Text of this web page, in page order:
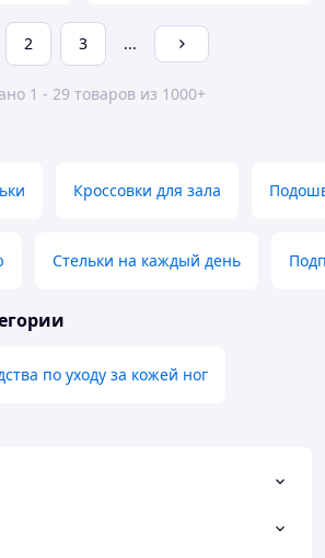
2 3 ...
1 - 29 товаров из 1000+
Кроссовки для зала
Стельки на каждый день
по уходу за кожей ног